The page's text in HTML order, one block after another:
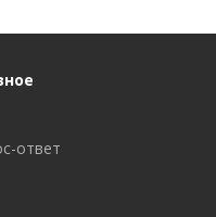
ответ